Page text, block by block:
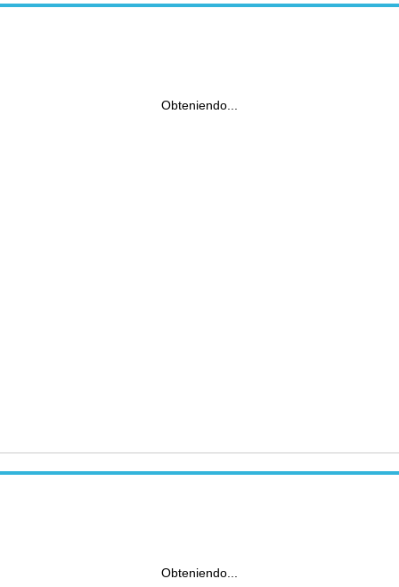
Obteniendo...
Obteniendo...